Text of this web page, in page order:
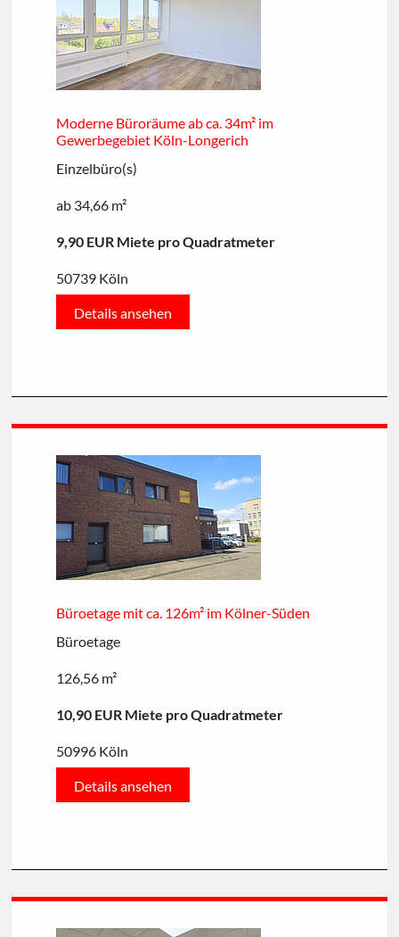
Moderne Büroräume ab ca. 34m² im
Gewerbegebiet Köln-Longerich
Einzelbüro(s)
ab 34,66 m²
9,90 EUR Miete pro Quadratmeter
50739 Köln
Details ansehen
Büroetage mit ca. 126m² im Kölner-Süden
Büroetage
126,56 m²
10,90 EUR Miete pro Quadratmeter
50996 Köln
Details ansehen